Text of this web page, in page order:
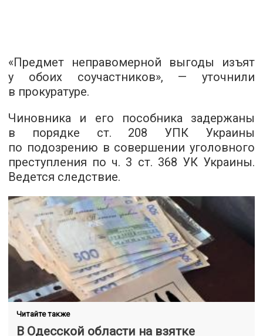
«Предмет неправомерной выгоды изъят
у обоих соучастников», — уточнили
в прокуратуре.
Чиновника и его пособника задержаны
в порядке ст. 208 УПК Украины
по подозрению в совершении уголовного
преступления по ч. 3 ст. 368 УК Украины.
Ведется следствие.
Читайте также
В Одесской области на взятке